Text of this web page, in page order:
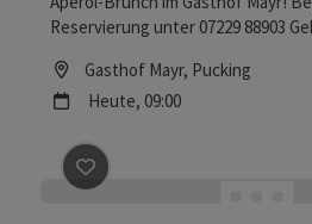
Reservierung unter 07229 88903
inklusive! ALL YOU CAN DRINK!
Location
Gasthof Mayr, Pucking
Nächster Termin
Heute, 09:00
Beitrag merken